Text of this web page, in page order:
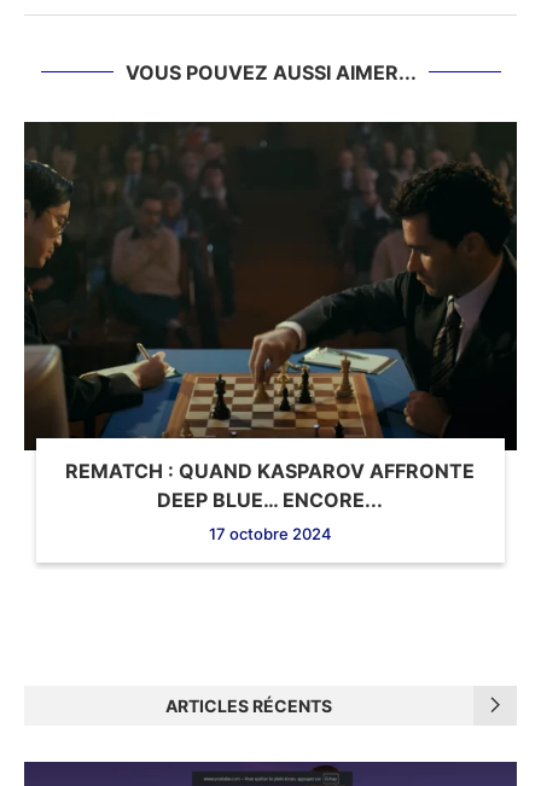
VOUS POUVEZ AUSSI AIMER...
REMATCH : QUAND KASPAROV AFFRONTE
DEEP BLUE… ENCORE...
17 octobre 2024
ARTICLES RÉCENTS